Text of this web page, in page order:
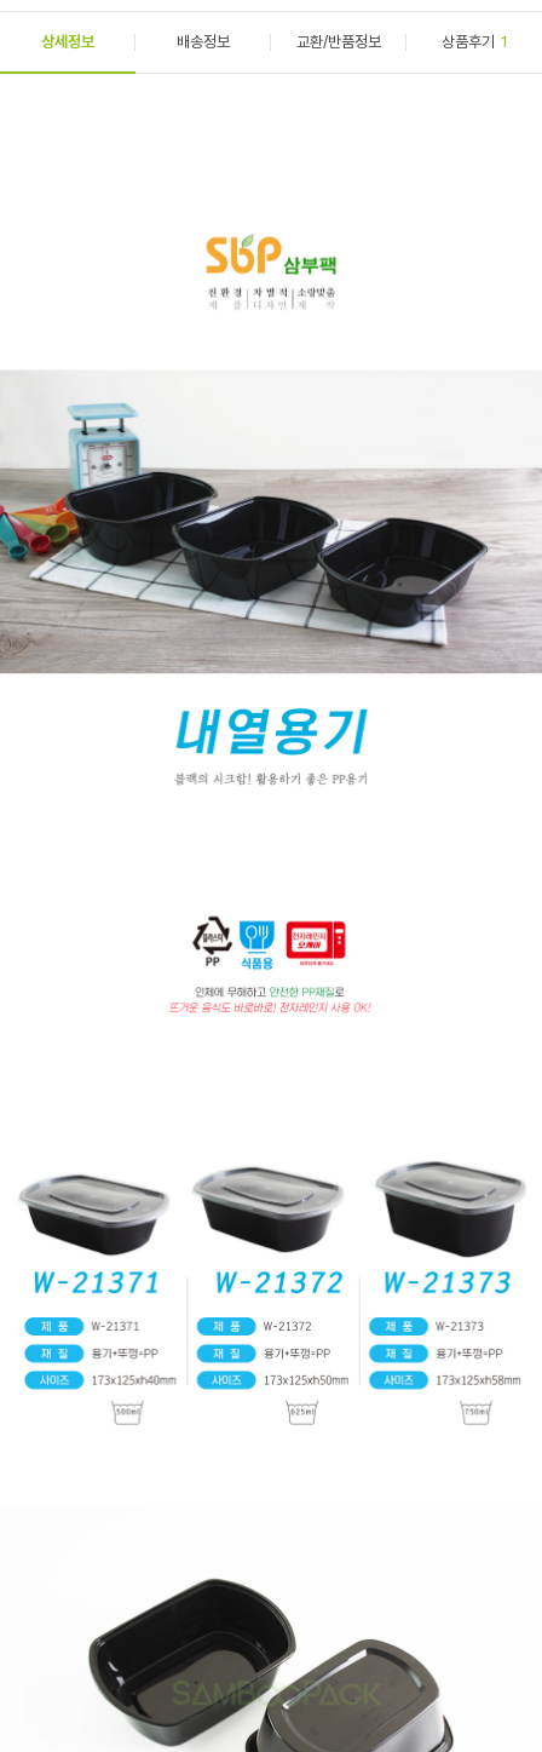
상세정보 배송정보 교환/반품정보 상품후기 1